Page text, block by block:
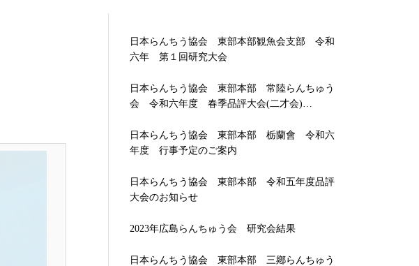
日本らんちう協会 東部本部観魚会支部 令和
六年 第１回研究大会
日本らんちう協会 東部本部 常陸らんちゅう
会 令和六年度 春季品評大会(二才会)…
日本らんちう協会 東部本部 栃蘭會 令和六
年度 行事予定のご案内
日本らんちう協会 東部本部 令和五年度品評
大会のお知らせ
2023年広島らんちゅう会 研究会結果
日本らんちう協会 東部本部 三鄕らんちゅう